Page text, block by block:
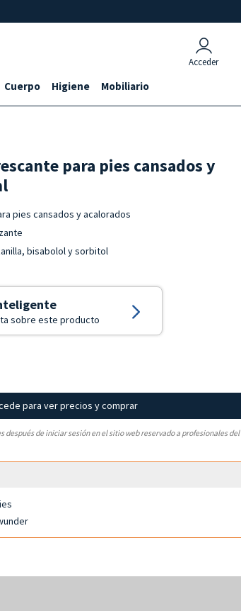
Acceder
Cuerpo Higiene Mobiliario
para pies cansados y
pies cansados y acalorados
bisabolol y sorbitol
sobre este producto
para ver precios y comprar
después de iniciar sesión en el sitio web reservado a profesionales del